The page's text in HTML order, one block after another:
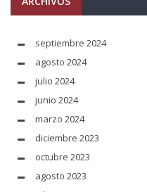
septiembre 2024
agosto 2024
julio 2024
junio 2024
marzo 2024
diciembre 2023
octubre 2023
agosto 2023